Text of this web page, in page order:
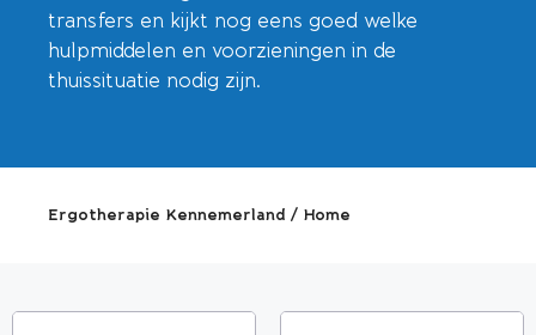
transfers en kijkt nog eens goed welke
hulpmiddelen en voorzieningen in de
thuissituatie nodig zijn.
Ergotherapie Kennemerland